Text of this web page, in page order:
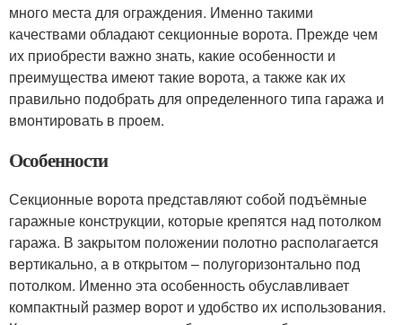
много места для ограждения. Именно такими
качествами обладают секционные ворота. Прежде чем
их приобрести важно знать, какие особенности и
преимущества имеют такие ворота, а также как их
правильно подобрать для определенного типа гаража и
вмонтировать в проем.
Особенности
Секционные ворота представляют собой подъёмные
гаражные конструкции, которые крепятся над потолком
гаража. В закрытом положении полотно располагается
вертикально, а в открытом – полугоризонтально под
потолком. Именно эта особенность обуславливает
компактный размер ворот и удобство их использования.